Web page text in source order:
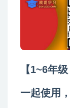
【1~6年
一起使用